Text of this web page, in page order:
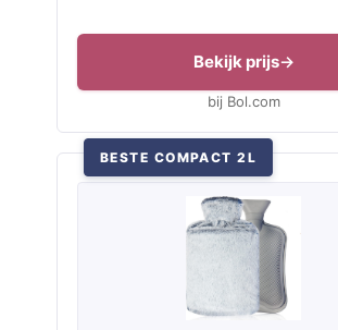
Bekijk prijs
bij Bol.com
BESTE COMPACT 2L